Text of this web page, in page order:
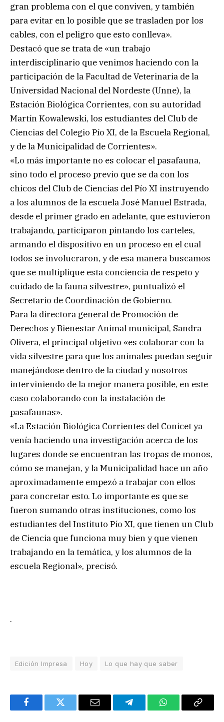
gran problema con el que conviven, y también
para evitar en lo posible que se trasladen por los
cables, con el peligro que esto conlleva».
Destacó que se trata de «un trabajo
interdisciplinario que venimos haciendo con la
participación de la Facultad de Veterinaria de la
Universidad Nacional del Nordeste (Unne), la
Estación Biológica Corrientes, con su autoridad
Martín Kowalewski, los estudiantes del Club de
Ciencias del Colegio Pío XI, de la Escuela Regional,
y de la Municipalidad de Corrientes».
«Lo más importante no es colocar el pasafauna,
sino todo el proceso previo que se da con los
chicos del Club de Ciencias del Pío XI instruyendo
a los alumnos de la escuela José Manuel Estrada,
desde el primer grado en adelante, que estuvieron
trabajando, participaron pintando los carteles,
armando el dispositivo en un proceso en el cual
todos se involucraron, y de esa manera buscamos
que se multiplique esta conciencia de respeto y
cuidado de la fauna silvestre», puntualizó el
Secretario de Coordinación de Gobierno.
Para la directora general de Promoción de
Derechos y Bienestar Animal municipal, Sandra
Olivera, el principal objetivo «es colaborar con la
vida silvestre para que los animales puedan seguir
manejándose dentro de la ciudad y nosotros
interviniendo de la mejor manera posible, en este
caso colaborando con la instalación de
pasafaunas».
«La Estación Biológica Corrientes del Conicet ya
venía haciendo una investigación acerca de los
lugares donde se encuentran las tropas de monos,
cómo se manejan, y la Municipalidad hace un año
aproximadamente empezó a trabajar con ellos
para concretar esto. Lo importante es que se
fueron sumando otras instituciones, como los
estudiantes del Instituto Pío XI, que tienen un Club
de Ciencia que funciona muy bien y que vienen
trabajando en la temática, y los alumnos de la
escuela Regional», precisó.
.
Edición Impresa Hoy Lo que hay que saber
FacebookTwitter Email TelegramWhatsAppCopy